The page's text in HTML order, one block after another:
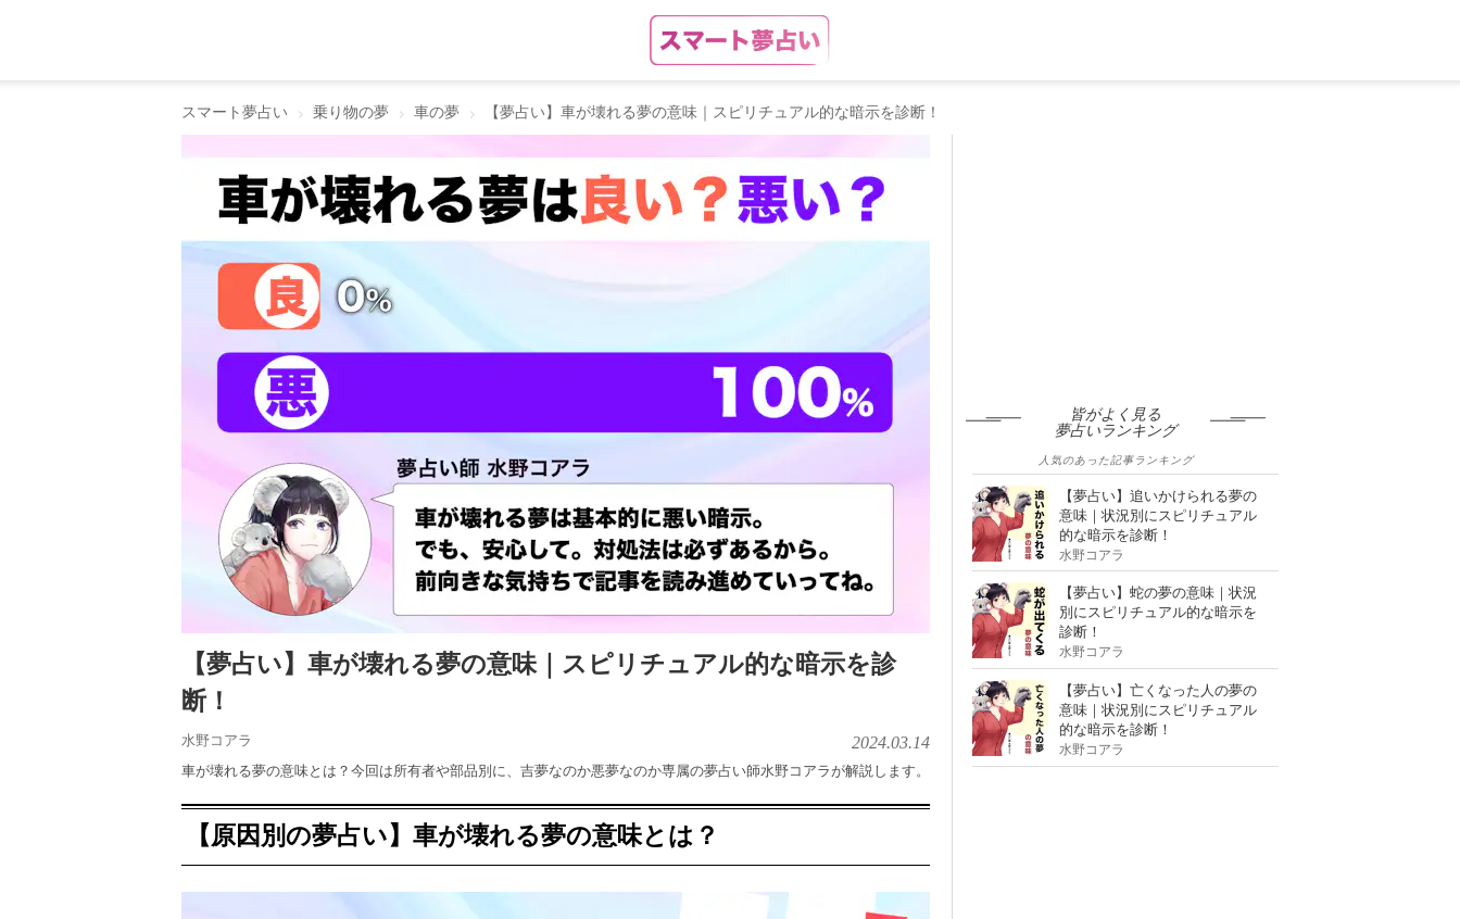
スマート夢占い 乗り物の夢 車の夢 【夢占い】車が壊れる夢の意味｜スピリチュアル的な暗示を診断！
【夢占い】車が壊れる夢の意味｜スピリチュアル的な暗示を診
断！
水野コアラ 2024.03.14
車が壊れる夢の意味とは？今回は所有者や部品別に、吉夢なのか悪夢なのか専属の夢占い師水野コアラが解説します。
【原因別の夢占い】車が壊れる夢の意味とは？
皆がよく見る
夢占いランキング
人気のあった記事ランキング
【夢占い】追いかけられる夢の
意味｜状況別にスピリチュアル
的な暗示を診断！
水野コアラ
【夢占い】蛇の夢の意味｜状況
別にスピリチュアル的な暗示を
診断！
水野コアラ
【夢占い】亡くなった人の夢の
意味｜状況別にスピリチュアル
的な暗示を診断！
水野コアラ